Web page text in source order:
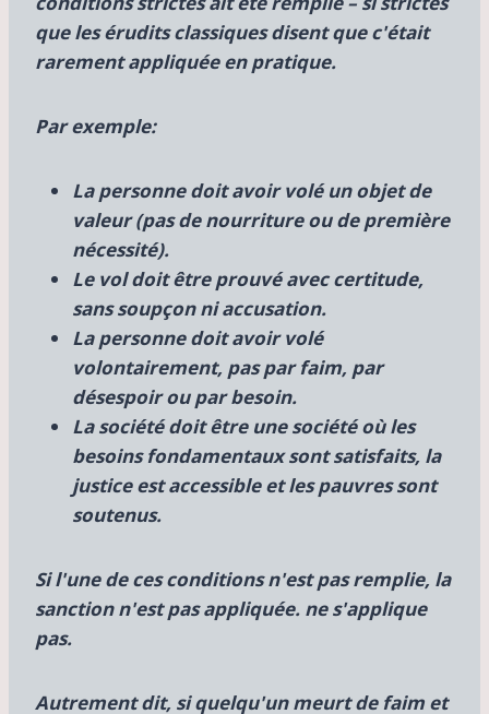
que les érudits classiques disent que c'était
rarement appliquée en pratique.
Par exemple:
La personne doit avoirvolé un objet de
valeur (pas de nourriture ou de première
nécessité).
Le vol doit êtreprouvé avec certitude,
sans soupçon ni accusation.
La personne doit avoirvolé
volontairement, pas par faim, par
désespoir ou par besoin.
La société doit être une société oùles
besoins fondamentaux sont satisfaits, la
justice est accessible et les pauvres sont
soutenus.
Si l'une de ces conditions n'est pas remplie, la
sanction n'est pas appliquée. ne s'applique
pas.
Autrement dit, si quelqu'un meurt de faim et